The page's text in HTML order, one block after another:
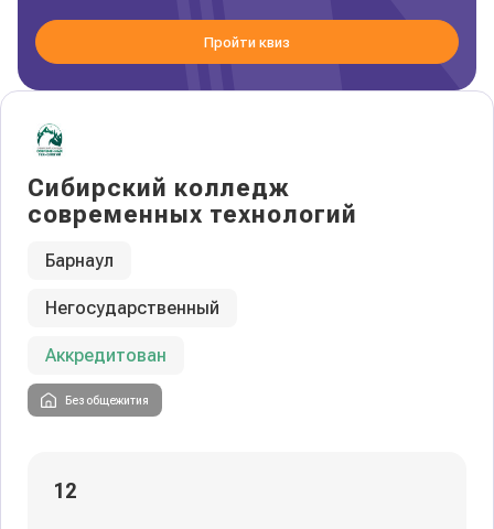
Сибирский колледж
современных технологий
Барнаул
Негосударственный
Аккредитован
Без общежития
12
Пройти квиз